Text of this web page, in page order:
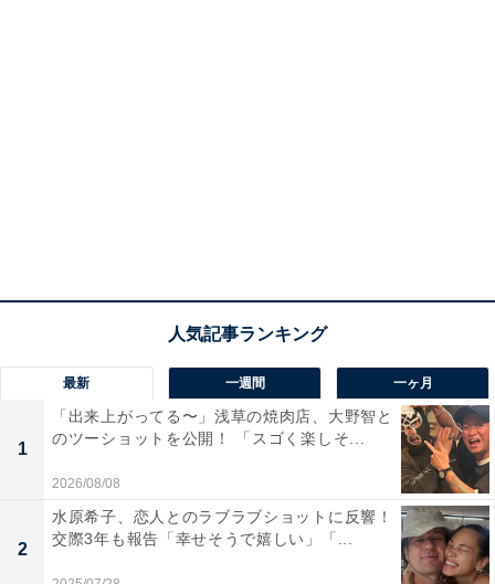
最新 一週間 一ヶ月
1
「出来上がってる〜」浅草の焼肉店、大野智と
のツーショットを公開！ 「スゴく楽しそ...
2026/08/08
2
水原希子、恋人とのラブラブショットに反響！
交際3年も報告「幸せそうで嬉しい」「...